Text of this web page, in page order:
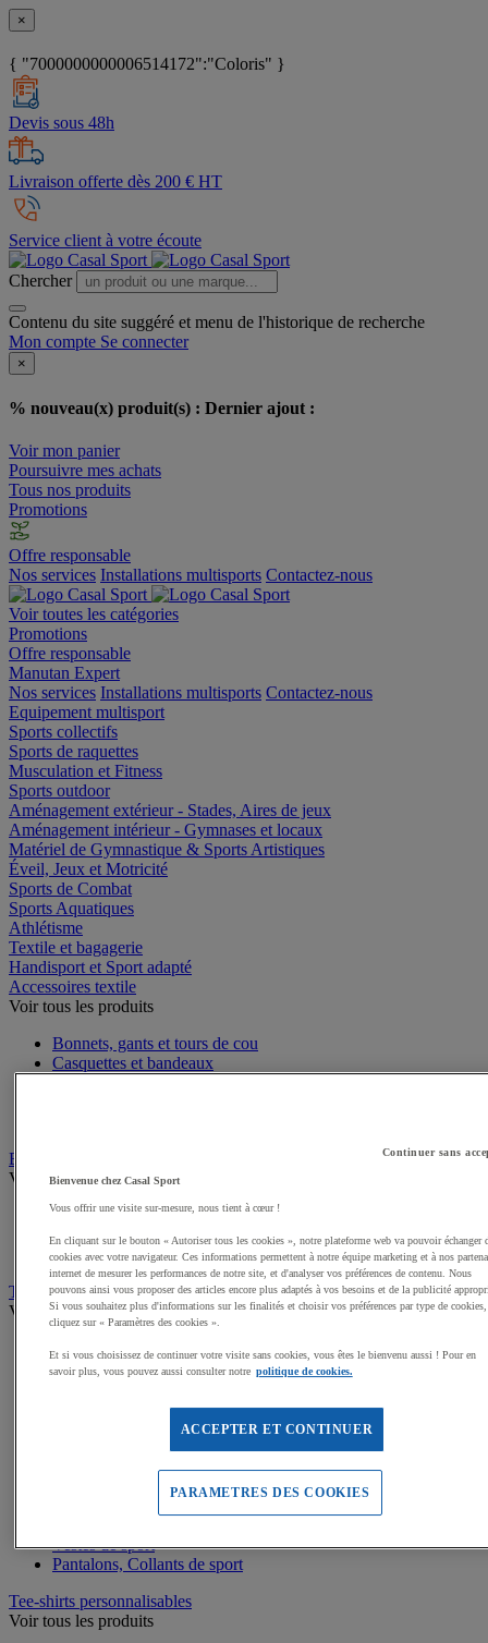
×
{ "7000000000006514172":"Coloris" }
Devis sous 48h
Livraison offerte dès 200 € HT
Service client à votre écoute
Chercher
Contenu du site suggéré et menu de l'historique de recherche
Mon compte Se connecter
×
% nouveau(x) produit(s) : Dernier ajout :
Voir mon panier
Poursuivre mes achats
Tous nos produits
Promotions
Offre responsable
Nos services Installations multisports Contactez-nous
Voir toutes les catégories
Promotions
Offre responsable
Manutan Expert
Nos services Installations multisports Contactez-nous
Equipement multisport
Sports collectifs
Sports de raquettes
Musculation et Fitness
Sports outdoor
Aménagement extérieur - Stades, Aires de jeux
Aménagement intérieur - Gymnases et locaux
Matériel de Gymnastique & Sports Artistiques
Éveil, Jeux et Motricité
Sports de Combat
Sports Aquatiques
Athlétisme
Textile et bagagerie
Handisport et Sport adapté
Accessoires textile
Voir tous les produits
Bonnets, gants et tours de cou
Casquettes et bandeaux
Bagagerie
Voir tous les produits
Sacs de sport
Sacs à dos
Sacoches et porte-documents
Textile Multisport
Voir tous les produits
Shorts de sport
Sous-vêtements sport
Débardeurs de sport
Sweats de sport
Maillots de bain, combinaisons de natation
Vestes de sport
Pantalons, Collants de sport
Tee-shirts personnalisables
Voir tous les produits
Continuer sans
Bienvenue chez Casal Sport
Vous offrir une visite sur-mesure, nous tient à cœur !
En cliquant sur le bouton « Autoriser tous les cookies », notre plateforme web va pouvoir échanger
cookies avec votre navigateur. Ces informations permettent à notre équipe marketing et à nos
internet de mesurer les performances de notre site, et d'analyser vos préférences de contenu. Nous
pouvons ainsi vous proposer des articles encore plus adaptés à vos besoins et de la publicité
Si vous souhaitez plus d'informations sur les finalités et choisir vos préférences par type de cookies,
cliquez sur « Paramètres des cookies ».
Et si vous choisissez de continuer votre visite sans cookies, vous êtes le bienvenu aussi ! Pour en
savoir plus, vous pouvez aussi consulter notre politique de cookies.
ACCEPTER ET CONTINUER
PARAMETRES DES COOKIES